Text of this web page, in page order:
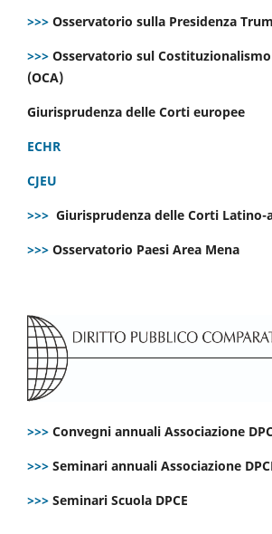
>>> Osservatorio sulla Presidenza
>>> Osservatorio sul
(OCA)
Giurisprudenza delle Corti europee
ECHR
CJEU
>>> Giurisprudenza delle Corti Latino-
>>> Osservatorio Paesi Area Mena
>>> Convegni annuali Associazione
>>> Seminari annuali Associazione
>>> Seminari Scuola DPCE